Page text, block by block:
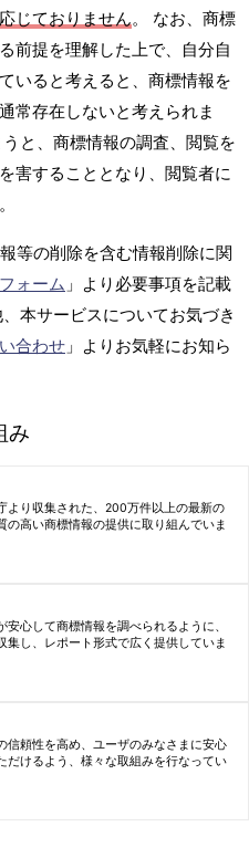
じておりません。 なお、商標
前提を理解した上で、自分自
いると考えると、商標情報を
常存在しないと考えられま
と、商標情報の調査、閲覧を
害することとなり、閲覧者に
等の削除を含む情報削除に関
ォーム 」より必要事項を記載
本サービスについてお気づき
合わせ 」よりお気軽にお知ら
み
より収集された、200万件以上の最新の
の高い商標情報の提供に取り組んでいま
安心して商標情報を調べられるように、
集し、レポート形式で広く提供していま
信頼性を高め、ユーザのみなさまに安心
だけるよう、様々な取組みを行なってい